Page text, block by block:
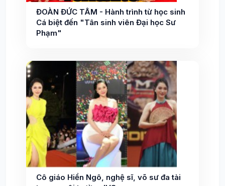
ĐOÀN ĐỨC TÂM - Hành trình từ học sinh
Cá biệt đến "Tân sinh viên Đại học Sư
Phạm"
Cô giáo Hiền Ngô, nghệ sĩ, võ sư đa tài